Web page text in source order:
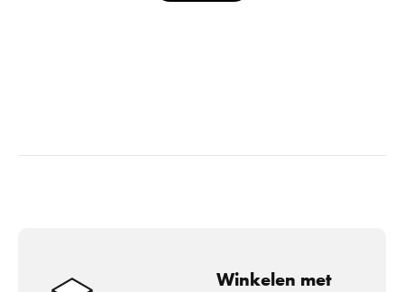
Winkelen met